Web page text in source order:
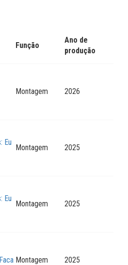
Função
Ano de
produção
Montagem 2026
Eu
Montagem 2025
Eu
Montagem 2025
Montagem 2025